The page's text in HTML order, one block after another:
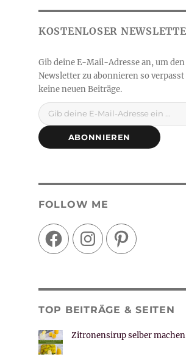
Gib deine E-Mail-Adresse ein ...
ABONNIEREN
FOLLOW ME
FacebookInstagramPinterest
TOP BEITRÄGE & SEITEN
Zitronensirup selber machen